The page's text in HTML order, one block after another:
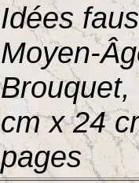
Idées
Moyen-
cm x 24
pages